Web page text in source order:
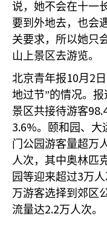
说，她不会在十一
要到外地去，也会
关要求，所以她只
山上景区去游览。
北京青年报10月 2
地过节”的情况。
景区共接待游客
3.6%。颐和园、大
门公园游客量超万
人次，其中奥林匹
园等迎来超过3万
万游客选择到郊区
流量达2.2万人次。